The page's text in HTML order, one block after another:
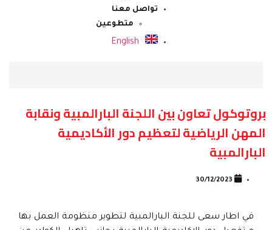
تواصل معنا
متطوعين
English
بروتوكول تعاون بين اللجنة البارالمبية ونقابة
المهن الرياضية لتعظيم دور الأكاديمية
البارالمبية
30/12/2023
في اطار سعى للجنة البارالمبية لتطوير منظومة العمل بها